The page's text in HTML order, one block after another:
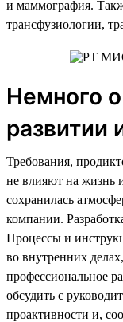
и маммография.
трансфузиологии,
Немного
развитии
Требования,
не влияют на жизнь
сохранилась
компании.
Процессы и
во внутренних
профессиональное
обсудить с
проактивности и,